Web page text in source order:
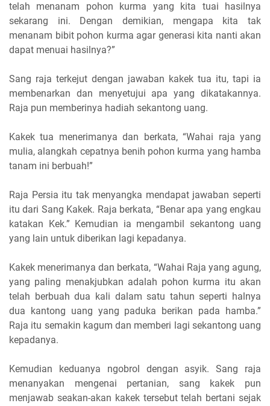
telah menanam pohon kurma yang kita tuai hasilnya
sekarang ini. Dengan demikian, mengapa kita tak
menanam bibit pohon kurma agar generasi kita nanti akan
dapat menuai hasilnya?”
Sang raja terkejut dengan jawaban kakek tua itu, tapi ia
membenarkan dan menyetujui apa yang dikatakannya.
Raja pun memberinya hadiah sekantong uang.
Kakek tua menerimanya dan berkata, “Wahai raja yang
mulia, alangkah cepatnya benih pohon kurma yang hamba
tanam ini berbuah!”
Raja Persia itu tak menyangka mendapat jawaban seperti
itu dari Sang Kakek. Raja berkata, “Benar apa yang engkau
katakan Kek.” Kemudian ia mengambil sekantong uang
yang lain untuk diberikan lagi kepadanya.
Kakek menerimanya dan berkata, “Wahai Raja yang agung,
yang paling menakjubkan adalah pohon kurma itu akan
telah berbuah dua kali dalam satu tahun seperti halnya
dua kantong uang yang paduka berikan pada hamba.”
Raja itu semakin kagum dan memberi lagi sekantong uang
kepadanya.
Kemudian keduanya ngobrol dengan asyik. Sang raja
menanyakan mengenai pertanian, sang kakek pun
menjawab seakan-akan kakek tersebut telah bertani sejak